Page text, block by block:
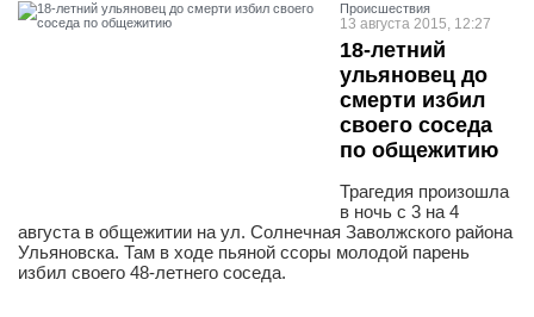
Проиcшествия
13 августа 2015, 12:27
18-летний
ульяновец до
смерти избил
своего соседа
по общежитию
Трагедия произошла
в ночь с 3 на 4
августа в общежитии на ул. Солнечная Заволжского района
Ульяновска. Там в ходе пьяной ссоры молодой парень
избил своего 48-летнего соседа.